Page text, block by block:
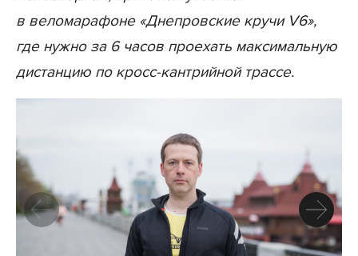
в веломарафоне «Днепровские кручи V6»,
где нужно за 6 часов проехать максимальную
дистанцию по кросс-кантрийной трассе.